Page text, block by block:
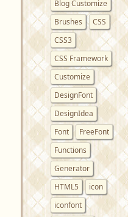
Blog Customize
Brushes
CSS
CSS3
CSS Framework
Customize
DesignFont
DesignIdea
Font
FreeFont
Functions
Generator
HTML5
icon
iconfont